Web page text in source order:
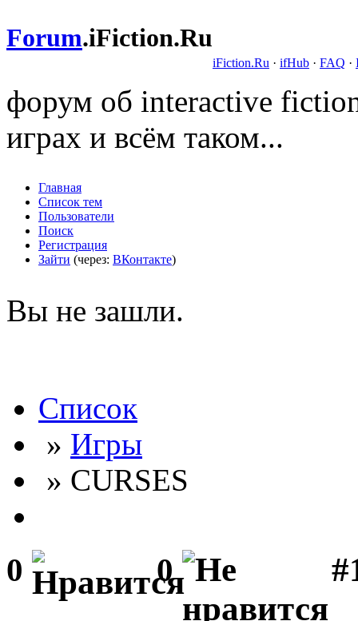
Forum.iFiction.Ru
iFiction.Ru · ifHub · FAQ ·
форум об interactive
играх и всём таком...
Главная
Список тем
Пользователи
Поиск
Регистрация
Зайти (через: ВКонтакте)
Вы не зашли.
Список
» Игры
» CURSES
0 0